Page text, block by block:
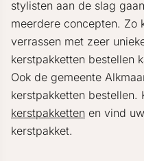
stylisten aan de slag
meerdere concepten. Zo
verrassen met zeer
kerstpakketten bestellen
Ook de gemeente
kerstpakketten bestellen.
kerstpakketten en vind
kerstpakket.